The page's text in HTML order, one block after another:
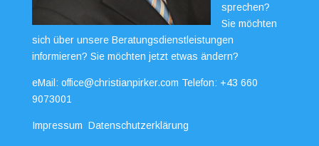
sprechen?
Sie möchten
sich über unsere Beratungsdienstleistungen
informieren? Sie möchten jetzt etwas ändern?
eMail: office@christianpirker.com Telefon: +43 660
9073001
Impressum Datenschutzerklärung